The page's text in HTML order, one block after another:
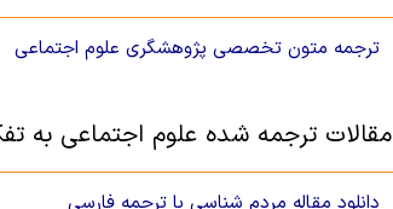
ترجمه متون تخصصی پژوهشگری علوم اجتماعی
مقالات ترجمه شده علوم اجتماعی به
دانلود مقاله مردم شناسی با ترجمه فارسی